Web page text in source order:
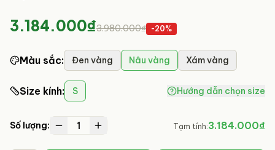
3.184.000₫3.980.000₫ -20%
Màu sắc: Đen vàng Nâu vàng Xám vàng
Size kính: S Hướng dẫn chọn size
Số lượng: 1 Tạm tính:3.184.000₫